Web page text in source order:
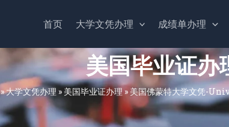
首页 大学文凭办理 成绩单办理
美国毕业证办
大学文凭办理 » 美国毕业证办理» 美国佛蒙特大学文凭-